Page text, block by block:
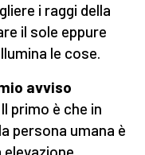
i raggi della
il sole eppure
le cose.
avviso
primo è che in
persona umana è